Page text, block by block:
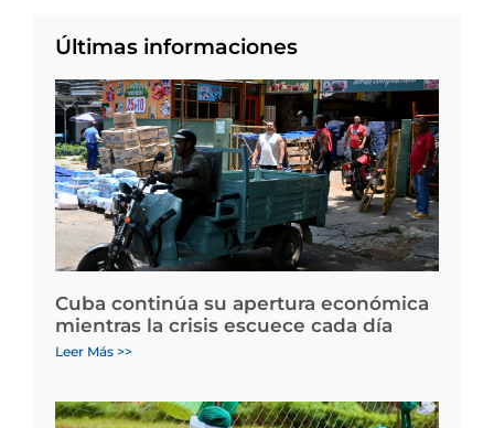
Últimas informaciones
Cuba continúa su apertura económica
mientras la crisis escuece cada día
Leer Más >>